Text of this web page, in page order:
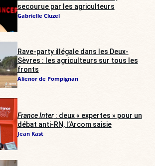
secourue par les agriculteurs
Gabrielle Cluzel
Rave-party illégale dans les Deux-
Sèvres : les agriculteurs sur tous les
fronts
Alienor de Pompignan
France Inter: deux « expertes » pour un
débat anti-RN, l’Arcom saisie
Jean Kast